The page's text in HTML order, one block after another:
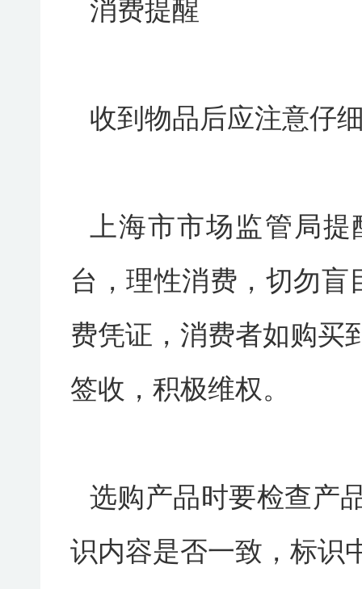
消费提醒
收到物品后应注意仔
上海市市场监管局
台，理性消费，切勿盲
费凭证，消费者如购买
签收，积极维权。
选购产品时要检查产
识内容是否一致，标识